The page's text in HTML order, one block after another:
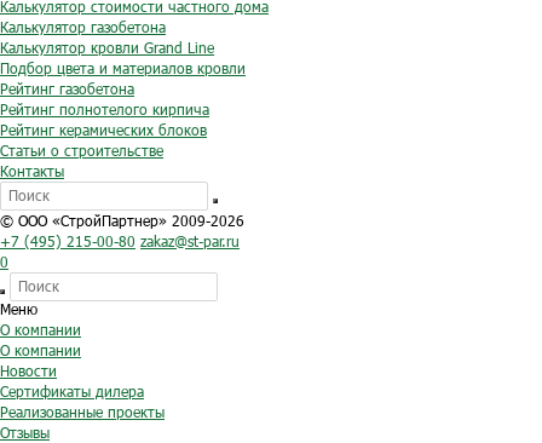
Калькулятор стоимости частного дома
Калькулятор газобетона
Калькулятор кровли Grand Line
Подбор цвета и материалов кровли
Рейтинг газобетона
Рейтинг полнотелого кирпича
Рейтинг керамических блоков
Статьи о строительстве
Контакты
© ООО «СтройПартнер» 2009-2026
+7 (495) 215-00-80 zakaz@st-par.ru
0
Меню
О компании
О компании
Новости
Сертификаты дилера
Реализованные проекты
Отзывы